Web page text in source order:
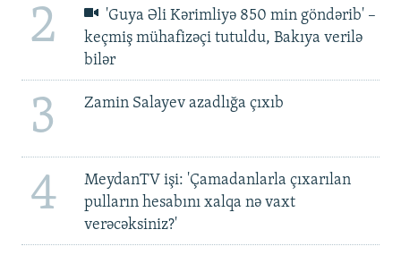
2
'Guya Əli Kərimliyə 850 min göndərib' –
keçmiş mühafizəçi tutuldu, Bakıya verilə
bilər
3 Zamin Salayev azadlığa çıxıb
4
MeydanTV işi: 'Çamadanlarla çıxarılan
pulların hesabını xalqa nə vaxt
verəcəksiniz?'